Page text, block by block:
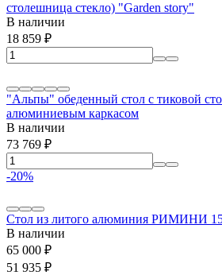
столешница стекло) "Garden story"
В наличии
18 859 ₽
"Альпы" обеденный стол с тиковой
алюминиевым каркасом
В наличии
73 769 ₽
-20%
Стол из литого алюминия РИМИНИ
В наличии
65 000 ₽
51 935 ₽